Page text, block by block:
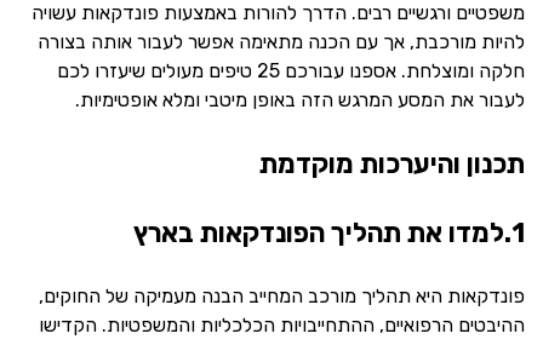
משפטיים ורגשיים רבים. הדרך להורות באמצעות פונדקאות עשויה
להיות מורכבת, אך עם הכנה מתאימה אפשר לעבור אותה בצורה
חלקה ומוצלחת. אספנו עבורכם 25 טיפים מעולים שיעזרו לכם
לעבור את המסע המרגש הזה באופן מיטבי ומלא אופטימיות.
תכנון והיערכות מוקדמת
1.למדו את תהליך הפונדקאות בארץ
פונדקאות היא תהליך מורכב המחייב הבנה מעמיקה של החוקים,
ההיבטים הרפואיים, ההתחייבויות הכלכליות והמשפטיות. הקדישו